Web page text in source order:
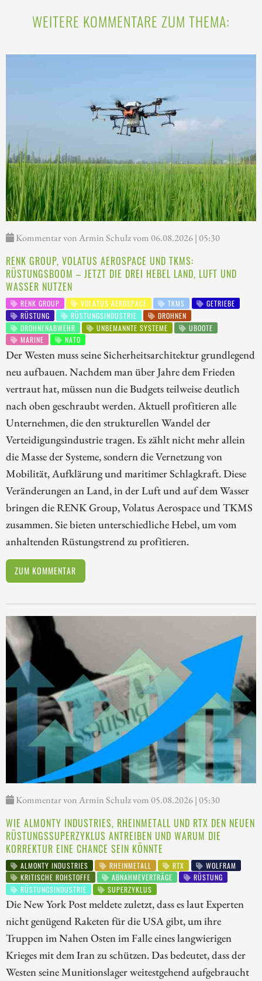
WEITERE KOMMENTARE ZUM THEMA:
Kommentar von Armin Schulz vom 06.08.2026 | 05:30
RENK GROUP, VOLATUS AEROSPACE UND TKMS:
RÜSTUNGSBOOM – JETZT DIE DREI HEBEL LAND, LUFT UND
WASSER NUTZEN
RENK GROUP VOLATUS AEROSPACE TKMS
GETRIEBE
RÜSTUNG
RÜSTUNGSINDUSTRIE
DROHNEN
DROHNENABWEHR
UNBEMANNTE SYSTEME
UBOOTE
MARINE
NATO
Der Westen muss seine Sicherheitsarchitektur grundlegend
neu aufbauen. Nachdem man über Jahre dem Frieden
vertraut hat, müssen nun die Budgets teilweise deutlich
nach oben geschraubt werden. Aktuell profitieren alle
Unternehmen, die den strukturellen Wandel der
Verteidigungsindustrie tragen. Es zählt nicht mehr allein
die Masse der Systeme, sondern die Vernetzung von
Mobilität, Aufklärung und maritimer Schlagkraft. Diese
Veränderungen an Land, in der Luft und auf dem Wasser
bringen die RENK Group, Volatus Aerospace und TKMS
zusammen. Sie bieten unterschiedliche Hebel, um vom
anhaltenden Rüstungstrend zu profitieren.
ZUM KOMMENTAR
Kommentar von Armin Schulz vom 05.08.2026 | 05:30
WIE ALMONTY INDUSTRIES, RHEINMETALL UND RTX DEN NEUEN
RÜSTUNGSSUPERZYKLUS ANTREIBEN UND WARUM DIE
KORREKTUR EINE CHANCE SEIN KÖNNTE
ALMONTY INDUSTRIES RHEINMETALL RTX
WOLFRAM
KRITISCHE ROHSTOFFE
ABNAHMEVERTRÄGE
RÜSTUNG
RÜSTUNGSINDUSTRIE
SUPERZYKLUS
Die New York Post meldete zuletzt, dass es laut Experten
nicht genügend Raketen für die USA gibt, um ihre
Truppen im Nahen Osten im Falle eines langwierigen
Krieges mit dem Iran zu schützen. Das bedeutet, dass der
Westen seine Munitionslager weitestgehend aufgebraucht